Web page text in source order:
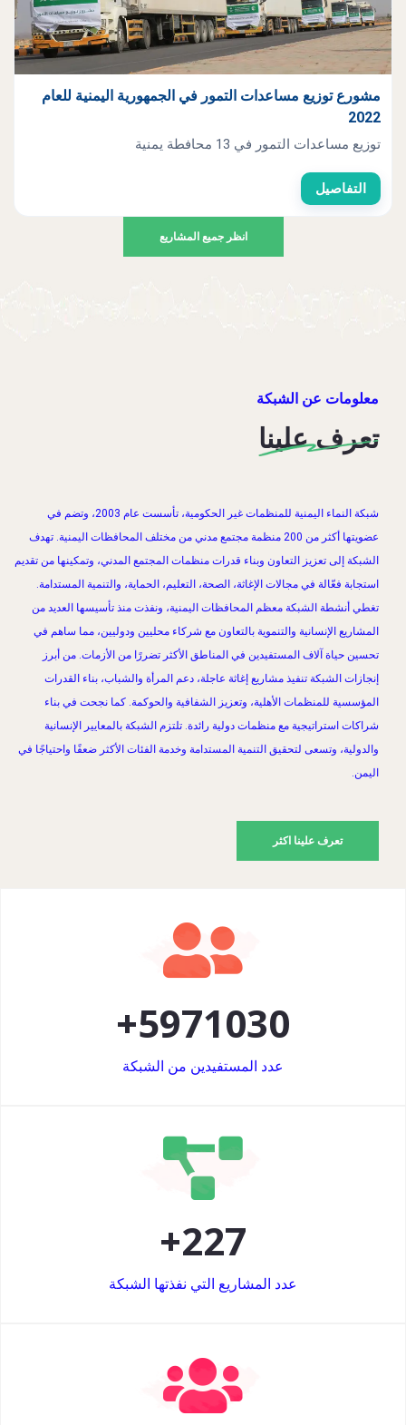
مشورع توزيع مساعدات التمور في الجمهورية اليمنية للعام
2022
توزيع مساعدات التمور في 13 محافطة يمنية
التفاصيل
انظر جميع المشاريع
معلومات عن الشبكة
تعرف علينا
شبكة النماء اليمنية للمنظمات غير الحكومية، تأسست عام 2003، وتضم في
عضويتها أكثر من 200 منظمة مجتمع مدني من مختلف المحافظات اليمنية. تهدف
الشبكة إلى تعزيز التعاون وبناء قدرات منظمات المجتمع المدني، وتمكينها من تقديم
استجابة فعّالة في مجالات الإغاثة، الصحة، التعليم، الحماية، والتنمية المستدامة.
تغطي أنشطة الشبكة معظم المحافظات اليمنية، ونفذت منذ تأسيسها العديد من
المشاريع الإنسانية والتنموية بالتعاون مع شركاء محليين ودوليين، مما ساهم في
تحسين حياة آلاف المستفيدين في المناطق الأكثر تضررًا من الأزمات. من أبرز
إنجازات الشبكة تنفيذ مشاريع إغاثة عاجلة، دعم المرأة والشباب، بناء القدرات
المؤسسية للمنظمات الأهلية، وتعزيز الشفافية والحوكمة. كما نجحت في بناء
شراكات استراتيجية مع منظمات دولية رائدة. تلتزم الشبكة بالمعايير الإنسانية
والدولية، وتسعى لتحقيق التنمية المستدامة وخدمة الفئات الأكثر ضعفًا واحتياجًا في
اليمن.
تعرف علينا اكثر
5971030
+
عدد المستفيدين من الشبكة
227
+
عدد المشاريع التي نفذتها الشبكة